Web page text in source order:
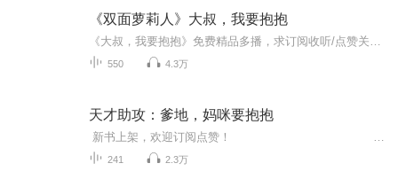
《双面萝莉人》大叔，我要抱抱
550 4.3万
天才助攻：爹地，妈咪要抱抱
241 2.3万